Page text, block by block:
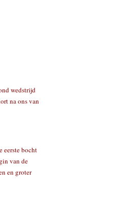
wedstrijd
na ons van
eerste bocht
van de
en groter